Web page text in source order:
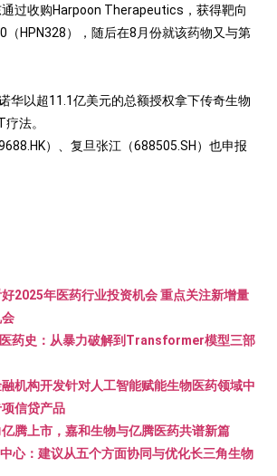
过收购Harpoon Therapeutics，获得靶向
（HPN328），随后在8月份就该药物又与第
华以超11.1亿美元的总额授权拿下传奇生物
法。
）、复旦张江（688505.SH）也申报
2025年医药行业投资机会 重点关注新增量
医药史：从暴力破解到Transformer模型三部
融机构开发针对人工智能赋能生物医药领域中
信贷产品
腾上市，嘉和生物与亿腾医药共谱新篇
心：建议从五个方面协同与优化长三角生物